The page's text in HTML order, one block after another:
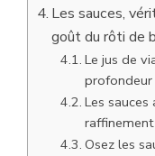
Les sauces,
goût du rôti de
Le jus de
profondeur
Les
raffinement
Osez les